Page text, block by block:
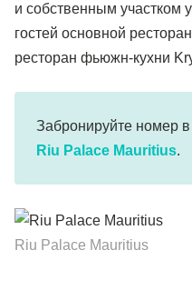
и собственным участком
гостей основной
ресторан фьюжн-кухни
Забронируйте номер
Riu Palace Mauritius.
Riu Palace Mauritius